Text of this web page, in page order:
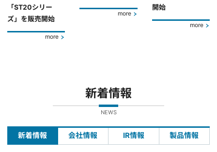
「ST20シリー
ズ」を販売開始
more
more
開始
more
新着情報
NEWS
新着情報 会社情報 IR情報 製品情報